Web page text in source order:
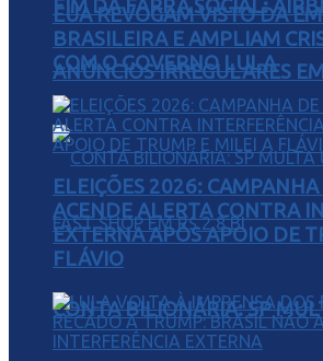
FIM DA FARRA SOCIAL:
ANÚNCIOS IRREGULARES
CONTA BILIONÁRIA: SP
EUA REVOGAM VISTO DA
BRASILEIRA E AMPLIAM
COM O GOVERNO LULA
ELEIÇÕES 2026:
ACENDE ALERTA CONTRA
EXTERNA APÓS APOIO DE
FLÁVIO